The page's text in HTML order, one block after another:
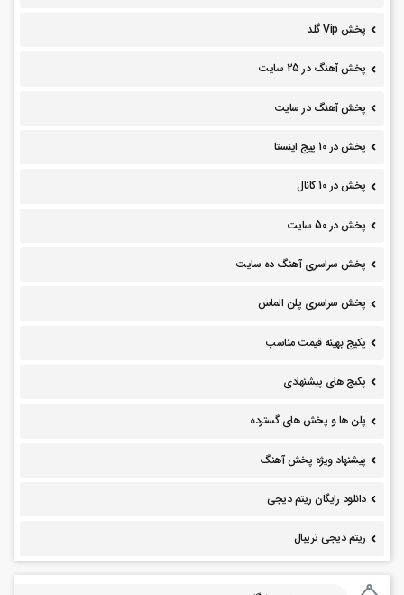
پخش Vip گلد
پخش آهنگ در 25 سایت
پخش آهنگ در سایت
پخش در 10 پیج اینستا
پخش در 10 کانال
پخش در 50 سایت
پخش سراسری آهنگ ده سایت
پخش سراسری پلن الماس
پکیج بهینه قیمت مناسب
پکیج های پیشنهادی
پلن ها و پخش های گسترده
پیشنهاد ویژه پخش آهنگ
دانلود رایگان ریتم دیجی
ریتم دیجی تریبال